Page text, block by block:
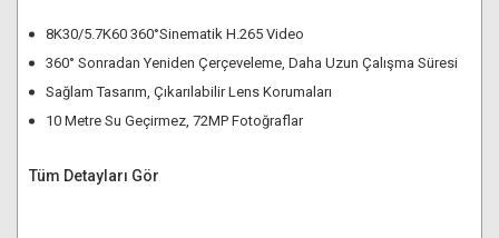
8K30/5.7K60 360°Sinematik H.265 Video
360° Sonradan Yeniden Çerçeveleme, Daha Uzun Çalışma Süresi
Sağlam Tasarım, Çıkarılabilir Lens Korumaları
10 Metre Su Geçirmez, 72MP Fotoğraflar
Tüm Detayları Gör